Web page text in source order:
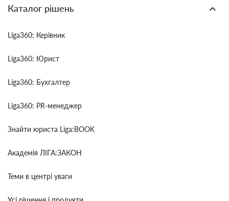
Каталог рішень
Liga360: Керівник
Liga360: Юрист
Liga360: Бухгалтер
Liga360: PR-менеджер
Знайти юриста Liga:BOOK
Академія ЛІГА:ЗАКОН
Теми в центрі уваги